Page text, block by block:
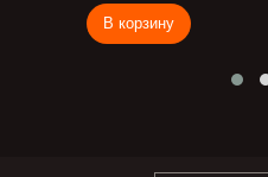
В корзину